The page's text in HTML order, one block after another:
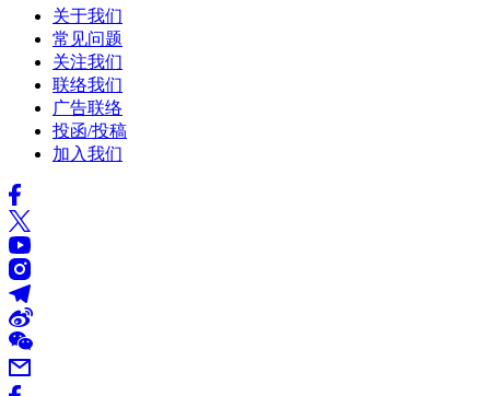
关于我们
常见问题
关注我们
联络我们
广告联络
投函/投稿
加入我们